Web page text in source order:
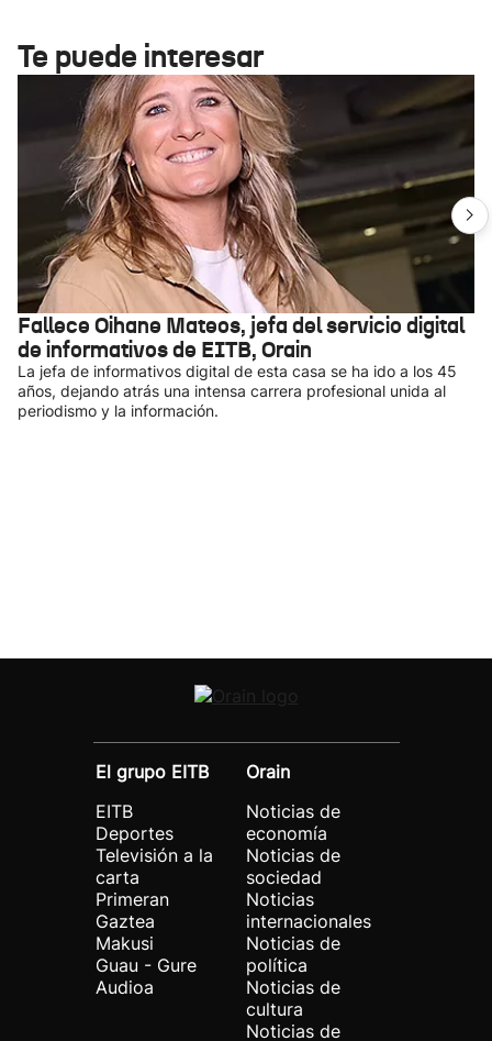
Te puede interesar
Fallece Oihane Mateos, jefa del servicio digital
de informativos de EITB, Orain
La jefa de informativos digital de esta casa se ha ido a los 45
años, dejando atrás una intensa carrera profesional unida al
periodismo y la información.
El grupo EITB
EITB
Deportes
Televisión a la
carta
Primeran
Gaztea
Makusi
Guau - Gure
Audioa
Orain
Noticias de
economía
Noticias de
sociedad
Noticias
internacionales
Noticias de
política
Noticias de
cultura
Noticias de